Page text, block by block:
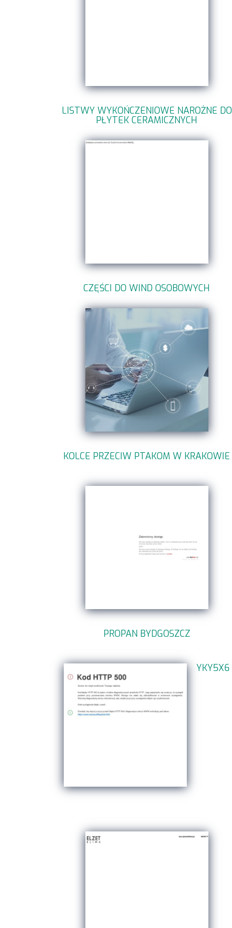
LISTWY WYKOŃCZENIOWE NAROŻNE DO
PŁYTEK CERAMICZNYCH
CZĘŚCI DO WIND OSOBOWYCH
KOLCE PRZECIW PTAKOM W KRAKOWIE
PROPAN BYDGOSZCZ
YKY5X6